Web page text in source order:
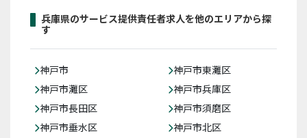
兵庫県のサービス提供責任者求人を他のエリアから探
す
神戸市
神戸市東灘区
神戸市灘区
神戸市兵庫区
神戸市長田区
神戸市須磨区
神戸市垂水区
神戸市北区